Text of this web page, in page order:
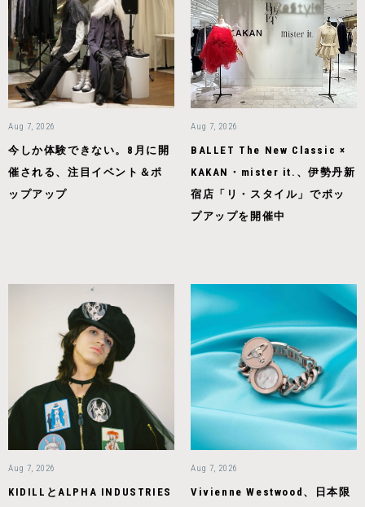
Aug 7, 2026
今しか体験できない。8月に開
催される、注目イベント＆ポ
ップアップ
Aug 7, 2026
BALLET The New Classic ×
KAKAN・mister it.、伊勢丹新
宿店「リ・スタイル」でポッ
プアップを開催中
Aug 7, 2026
KIDILLとALPHA INDUSTRIES
Aug 7, 2026
Vivienne Westwood、日本限